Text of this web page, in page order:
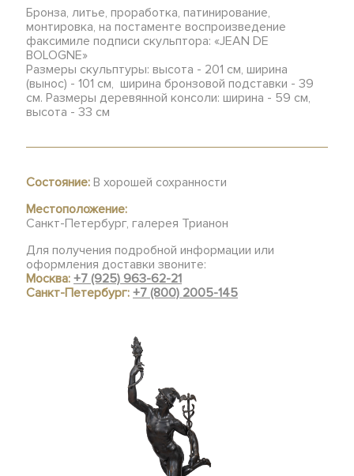
Бронза, литье, проработка, патинирование,
монтировка, на постаменте воспроизведение
факсимиле подписи скульптора: «JEAN DE
BOLOGNE»
Размеры скульптуры: высота - 201 см, ширина
(вынос) - 101 см, ширина бронзовой подставки - 39
см. Размеры деревянной консоли: ширина - 59 см,
высота - 33 см
Состояние: В хорошей сохранности
Местоположение:
Санкт-Петербург, галерея Трианон
Для получения подробной информации или
оформления доставки звоните:
Москва:+7 (925) 963-62-21
Санкт-Петербург:+7 (800) 2005-145